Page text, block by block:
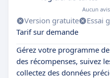
Aucun
Version gratuite Essai
Tarif sur demande
Gérez votre programme
des récompenses, suivez
collectez des données